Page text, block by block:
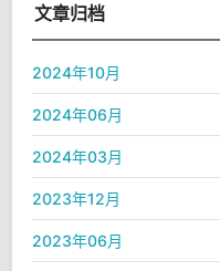
文章归档
2024年10月
2024年06月
2024年03月
2023年12月
2023年06月